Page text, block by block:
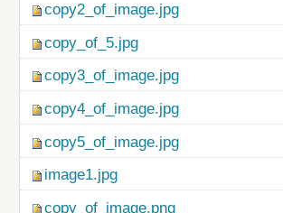
copy2_of_image.jpg
copy_of_5.jpg
copy3_of_image.jpg
copy4_of_image.jpg
copy5_of_image.jpg
image1.jpg
copy_of_image.png